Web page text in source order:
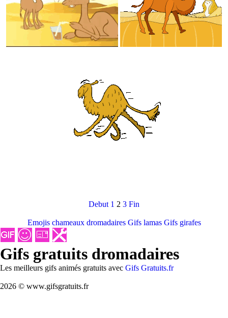
Debut 1 2 3 Fin
Emojis chameaux dromadaires Gifs lamas Gifs girafes
Gifs gratuits dromadaires
Les meilleurs gifs animés gratuits avec Gifs Gratuits.fr
2026 © www.gifsgratuits.fr